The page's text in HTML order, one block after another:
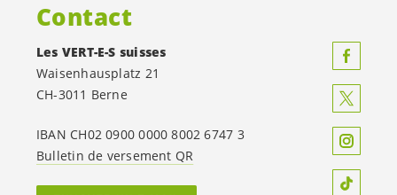
Contact
Les VERT-E-S suisses
Waisenhausplatz 21
CH-3011 Berne
IBAN CH02 0900 0000 8002 6747 3
Bulletin de versement QR